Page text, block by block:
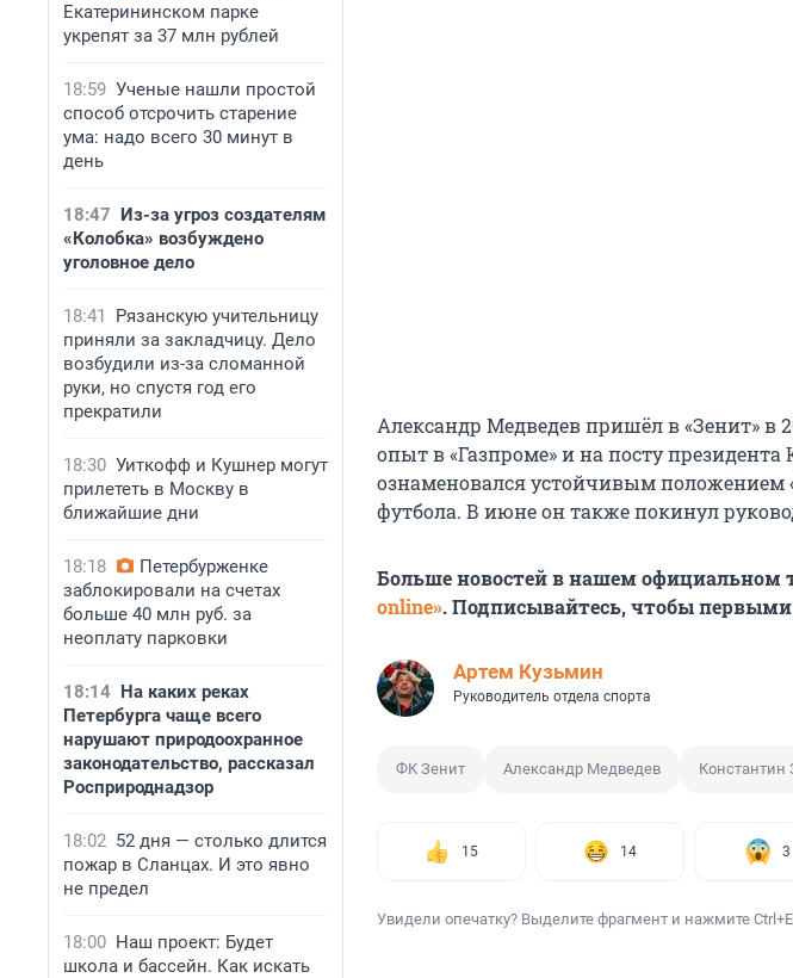
Екатерининском парке
укрепят за 37 млн рублей
18:59 Ученые нашли простой
способ отсрочить старение
ума: надо всего 30 минут в
день
18:47 Из-за угроз создателям
«Колобка» возбуждено
уголовное дело
18:41
Рязанскую учительницу
приняли за закладчицу. Дело
возбудили из-за сломанной
руки, но спустя год его
прекратили
18:30 Уиткофф и Кушнер могут
прилететь в Москву в
ближайшие дни
18:18
Петербурженке
заблокировали на счетах
больше 40 млн руб. за
неоплату парковки
18:14 На каких реках
Петербурга чаще всего
нарушают природоохранное
законодательство, рассказал
Росприроднадзор
18:02 52 дня — столько длится
пожар в Сланцах. И это явно
не предел
18:00 Наш проект: Будет
школа и бассейн. Как искать
Александр Медведев пришёл в «Зенит» в
опыт в «Газпроме» и на посту
ознаменовался устойчивым положением
футбола. В июне он также покинул
Больше новостей в нашем официальном
online». Подписывайтесь, чтобы
Артем Кузьмин
Руководитель отдела спорта
ФК Зенит Александр Медведев Константин
15 14 3
Увидели опечатку? Выделите фрагмент и нажмите